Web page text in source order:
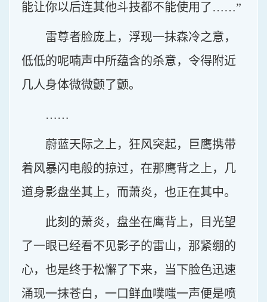
能让你以后连其他斗技都不能使用了……”
雷尊者脸庞上，浮现一抹森冷之意，
低低的呢喃声中所蕴含的杀意，令得附近
几人身体微微颤了颤。
……
蔚蓝天际之上，狂风突起，巨鹰携带
着风暴闪电般的掠过，在那鹰背之上，几
道身影盘坐其上，而萧炎，也正在其中。
此刻的萧炎，盘坐在鹰背上，目光望
了一眼已经看不见影子的雷山，那紧绷的
心，也是终于松懈了下来，当下脸色迅速
涌现一抹苍白，一口鲜血噗嗤一声便是喷